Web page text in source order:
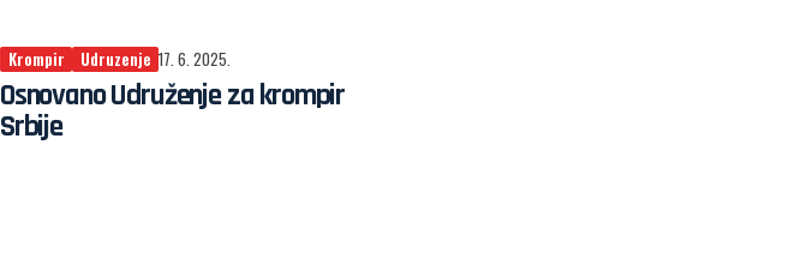
Krompir Udruzenje 17. 6. 2025.
Osnovano Udruženje za krompir
Srbije